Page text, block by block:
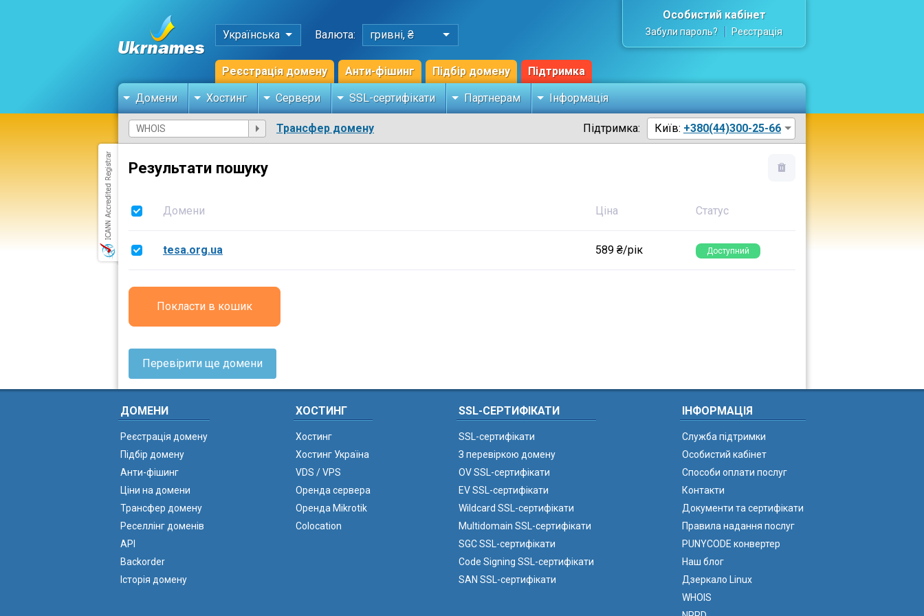
Українська Валюта: гривні, ₴
Реєстрація домену Анти-фішинг Підбір домену Підтримка
Особистий кабінет
Забули пароль? Реєстрація
Домени Хостинг Сервери SSL-сертифікати Партнерам Інформація
Трансфер домену Підтримка: Київ: +380(44)300-25-66
Результати пошуку
Домени Ціна Статус
tesa.org.ua 589 ₴/рік Доступний
Покласти в кошик
Перевірити ще домени
ДОМЕНИ
Реєстрація домену
Підбір домену
Анти-фішинг
Ціни на домени
Трансфер домену
Реселлінг доменів
API
Backorder
Історія домену
ХОСТИНГ
Хостинг
Хостинг Україна
VDS / VPS
Оренда сервера
Оренда Mikrotik
Colocation
SSL-СЕРТИФІКАТИ
SSL-сертифікати
З перевіркою домену
OV SSL-сертифікати
EV SSL-сертифікати
Wildcard SSL-сертифікати
Multidomain SSL-сертифікати
SGC SSL-сертифікати
Code Signing SSL-сертифікати
SAN SSL-сертифікати
ІНФОРМАЦІЯ
Служба підтримки
Особистий кабінет
Способи оплати послуг
Контакти
Документи та сертифікати
Правила надання послуг
PUNYCODE конвертер
Наш блог
Дзеркало Linux
WHOIS